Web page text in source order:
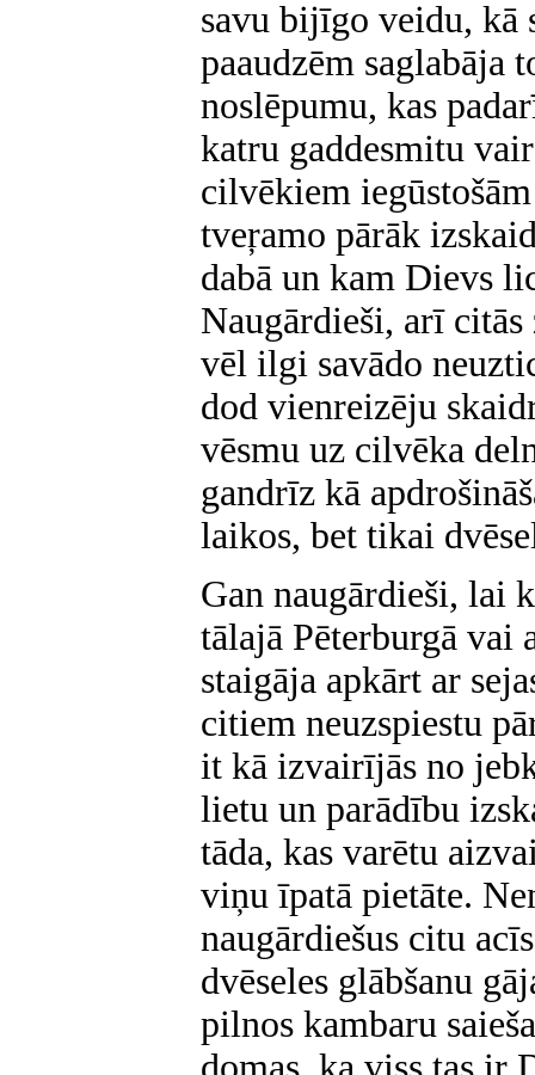
savu bijīgo veidu, kā
paaudzēm saglabāja
noslēpumu, kas
katru gaddesmitu
cilvēkiem
tveŗamo pārāk
dabā un kam Dievs
Naugārdieši, arī
vēl ilgi savādo
dod vienreizēju
vēsmu uz cilvēka
gandrīz kā
laikos, bet tikai
Gan naugārdieši, lai
tālajā Pēterburgā vai
staigāja apkārt ar
citiem neuzspiestu
it kā izvairījās no
lietu un parādību
tāda, kas varētu
viņu īpatā pietāte.
naugārdiešus citu
dvēseles glābšanu
pilnos kambaru